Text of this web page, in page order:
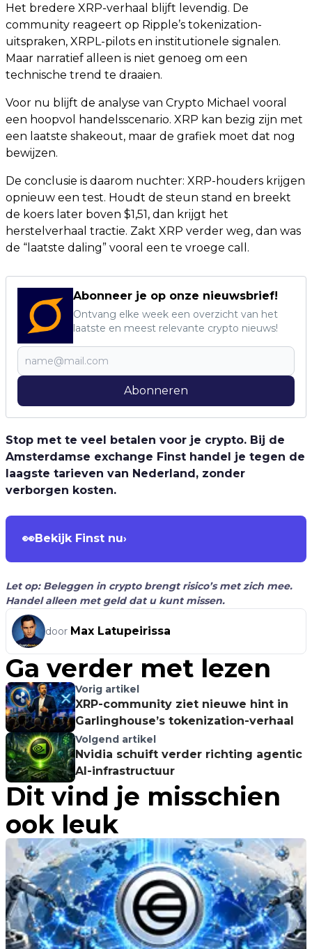
Het bredere XRP-verhaal blijft levendig. De
community reageert op Ripple’s tokenization-
uitspraken, XRPL-pilots en institutionele signalen.
Maar narratief alleen is niet genoeg om een
technische trend te draaien.
Voor nu blijft de analyse van Crypto Michael vooral
een hoopvol handelsscenario. XRP kan bezig zijn met
een laatste shakeout, maar de grafiek moet dat nog
bewijzen.
De conclusie is daarom nuchter: XRP-houders krijgen
opnieuw een test. Houdt de steun stand en breekt
de koers later boven $1,51, dan krijgt het
herstelverhaal tractie. Zakt XRP verder weg, dan was
de “laatste daling” vooral een te vroege call.
Abonneer je op onze nieuwsbrief!
Ontvang elke week een overzicht van het
laatste en meest relevante crypto nieuws!
Abonneren
Stop met te veel betalen voor je crypto. Bij de
Amsterdamse exchange Finst handel je tegen de
laagste tarieven van Nederland, zonder
verborgen kosten.
👀Bekijk Finst nu›
Let op: Beleggen in crypto brengt risico’s met zich mee.
Handel alleen met geld dat u kunt missen.
door Max Latupeirissa
Ga verder met lezen
Vorig artikel
XRP-community ziet nieuwe hint in
Garlinghouse’s tokenization-verhaal
Volgend artikel
Nvidia schuift verder richting agentic
AI-infrastructuur
Dit vind je misschien
ook leuk